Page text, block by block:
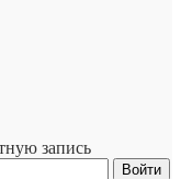
запись